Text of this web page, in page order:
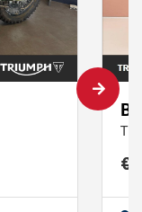
€